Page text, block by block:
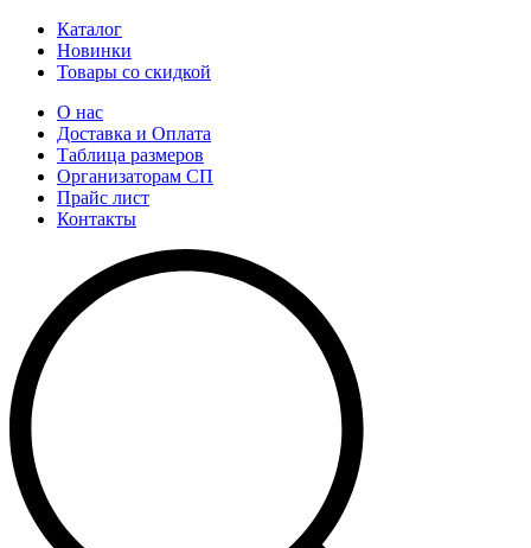
Каталог
Новинки
Товары со скидкой
О нас
Доставка и Оплата
Таблица размеров
Организаторам СП
Прайс лист
Контакты